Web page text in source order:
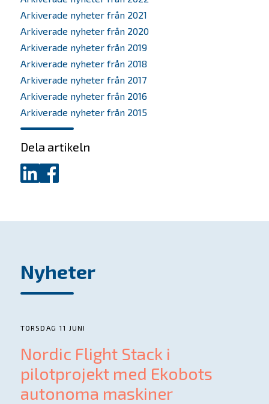
Arkiverade nyheter från 2021
Arkiverade nyheter från 2020
Arkiverade nyheter från 2019
Arkiverade nyheter från 2018
Arkiverade nyheter från 2017
Arkiverade nyheter från 2016
Arkiverade nyheter från 2015
Dela artikeln
Dela
på
Dela
på
Nyheter
TORSDAG 11 JUNI
Nordic Flight Stack i
pilotprojekt med Ekobots
autonoma maskiner